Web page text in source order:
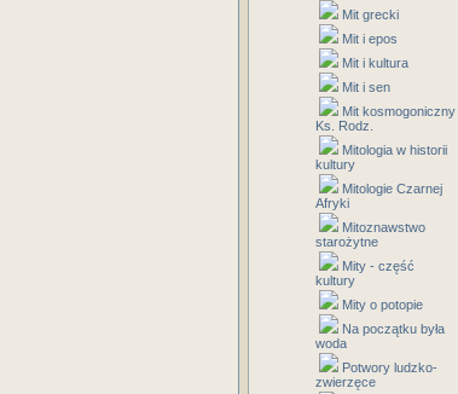
Mit grecki
Mit i epos
Mit i kultura
Mit i sen
Mit kosmogoniczny
Ks. Rodz.
Mitologia w historii
kultury
Mitologie Czarnej
Afryki
Mitoznawstwo
starożytne
Mity - część
kultury
Mity o potopie
Na początku była
woda
Potwory ludzko-
zwierzęce